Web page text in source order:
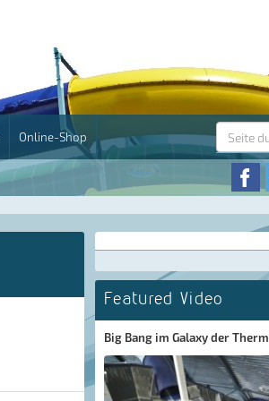
Online-Shop
Featured Video
Big Bang im Galaxy der